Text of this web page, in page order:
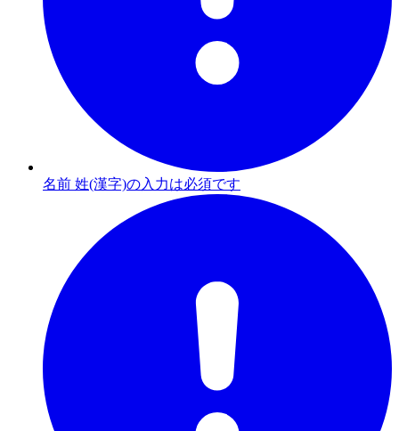
名前 姓(漢字)の入力は必須です